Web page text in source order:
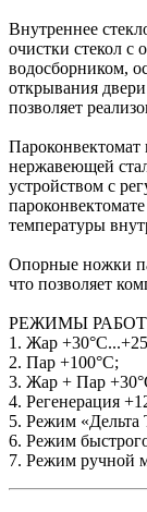
Внутреннее
очистки стекол с
водосборником,
открывания
позволяет
Пароконвектомат
нержавеющей
устройством с
температуры
Опорные ножки
что позволяет
РЕЖИМЫ
1. Жар
2. Пар +100°C;
3. Жар + Пар
4. Регенерация
5. Режим «Дельта
6. Режим
7. Режим ручной